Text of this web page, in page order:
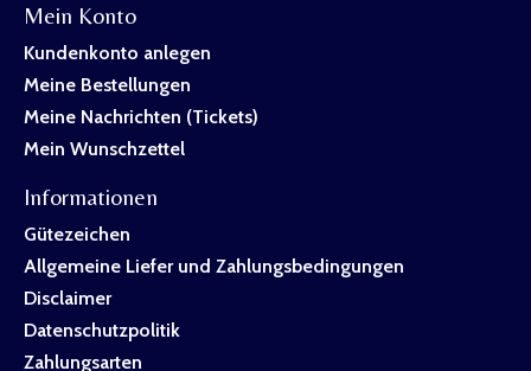
Mein Konto
Kundenkonto anlegen
Meine Bestellungen
Meine Nachrichten (Tickets)
Mein Wunschzettel
Informationen
Gütezeichen
Allgemeine Liefer und Zahlungsbedingungen
Disclaimer
Datenschutzpolitik
Zahlungsarten